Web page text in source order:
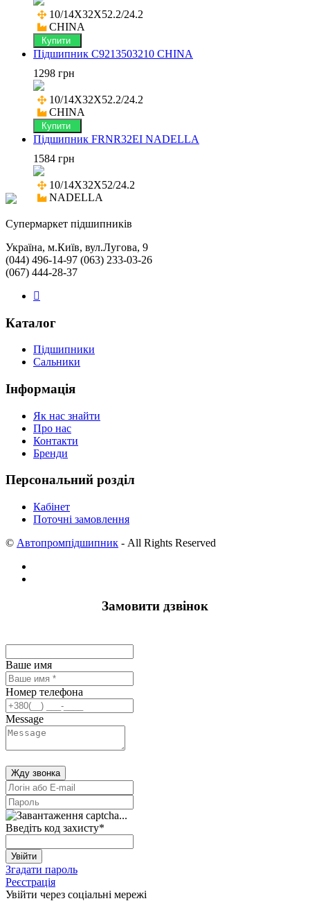
10/14X32X52.2/24.2
CHINA
Купити
Підшипник C9213503210 CHINA
1298 грн
10/14X32X52.2/24.2
CHINA
Купити
Підшипник FRNR32EI NADELLA
1584 грн
10/14X32X52/24.2
NADELLA
Cупермаркет підшипників
Україна, м.Київ, вул.Лугова, 9
(044) 496-14-97 (063) 233-03-26
(067) 444-28-37
Каталог
Підшипники
Сальники
Інформація
Як нас знайти
Про нас
Контакти
Бренди
Персональний розділ
Кабінет
Поточні замовлення
© Автопромпідшипник - All Rights Reserved
Замовити дзвінок
Ваше имя
Номер телефона
Message
Жду звонка
Введіть код захисту*
Увійти
Згадати пароль
Реєстрація
Увійти через соціальні мережі